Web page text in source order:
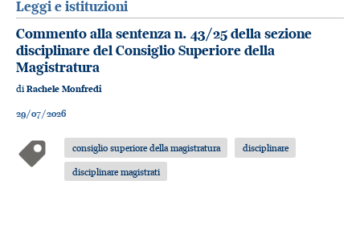
Leggi e istituzioni
Commento alla sentenza n. 43/25 della sezione
disciplinare del Consiglio Superiore della
Magistratura
di Rachele Monfredi
29/07/2026
consiglio superiore della magistratura
disciplinare
disciplinare magistrati